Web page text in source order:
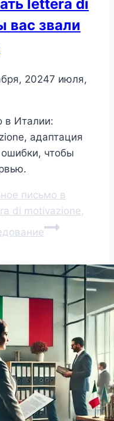
lettera di
вас звали
20247 июля,
в Италии:
адаптация
чтобы
письмо в
di motivazione,